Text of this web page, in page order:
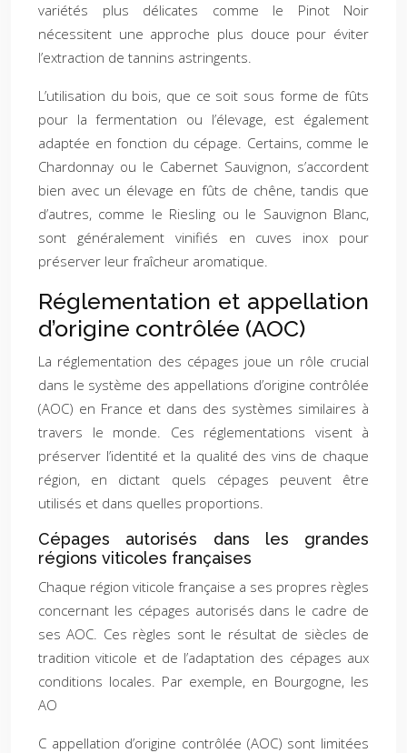
variétés plus délicates comme le Pinot Noir
nécessitent une approche plus douce pour éviter
l’extraction de tannins astringents.
L’utilisation du bois, que ce soit sous forme de fûts
pour la fermentation ou l’élevage, est également
adaptée en fonction du cépage. Certains, comme le
Chardonnay ou le Cabernet Sauvignon, s’accordent
bien avec un élevage en fûts de chêne, tandis que
d’autres, comme le Riesling ou le Sauvignon Blanc,
sont généralement vinifiés en cuves inox pour
préserver leur fraîcheur aromatique.
Réglementation et appellation
d’origine contrôlée (AOC)
La réglementation des cépages joue un rôle crucial
dans le système des appellations d’origine contrôlée
(AOC) en France et dans des systèmes similaires à
travers le monde. Ces réglementations visent à
préserver l’identité et la qualité des vins de chaque
région, en dictant quels cépages peuvent être
utilisés et dans quelles proportions.
Cépages autorisés dans les grandes
régions viticoles françaises
Chaque région viticole française a ses propres règles
concernant les cépages autorisés dans le cadre de
ses AOC. Ces règles sont le résultat de siècles de
tradition viticole et de l’adaptation des cépages aux
conditions locales. Par exemple, en Bourgogne, les
AO
C appellation d’origine contrôlée (AOC) sont limitées